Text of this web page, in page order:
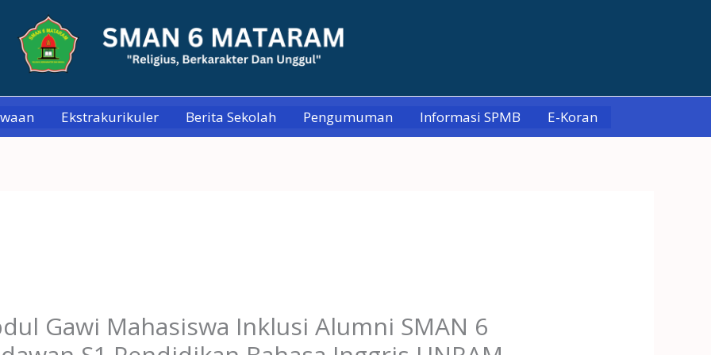
Ekstrakurikuler Berita Sekolah Pengumuman Informasi SPMB E-Koran
Gawi Mahasiswa Inklusi Alumni SMAN 6